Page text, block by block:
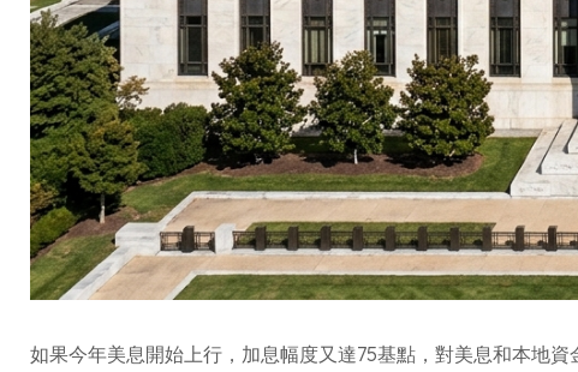
如果今年美息開始上行，加息幅度又達75基點，對美息和本地